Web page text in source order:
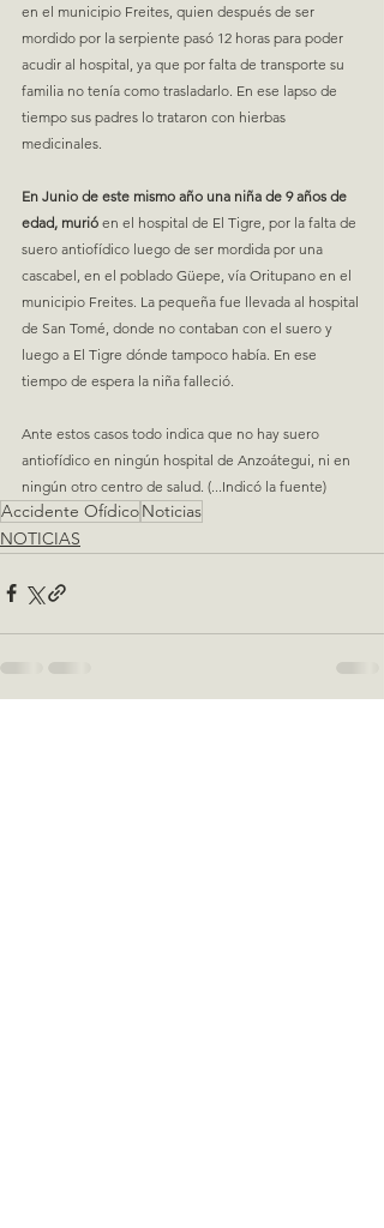
en el municipio Freites, quien después de ser
mordido por la serpiente pasó 12 horas para poder
acudir al hospital, ya que por falta de transporte su
familia no tenía como trasladarlo. En ese lapso de
tiempo sus padres lo trataron con hierbas
medicinales.
En Junio de este mismo año una niña de 9 años de
edad, murió en el hospital de El Tigre, por la falta de
suero antiofídico luego de ser mordida por una
cascabel, en el poblado Güepe, vía Oritupano en el
municipio Freites. La pequeña fue llevada al hospital
de San Tomé, donde no contaban con el suero y
luego a El Tigre dónde tampoco había. En ese
tiempo de espera la niña falleció.
Ante estos casos todo indica que no hay suero
antiofídico en ningún hospital de Anzoátegui, ni en
ningún otro centro de salud. (...Indicó la fuente)
Accidente OfídicoNoticias
NOTICIAS